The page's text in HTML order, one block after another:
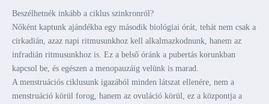
Beszélhetnék inkább a ciklus szinkronról?
Nőként kaptunk ajándékba egy második biológiai órát, tehát nem csak a
cirkadián, azaz napi ritmusunkhoz kell alkalmazkodnunk, hanem az
infradián ritmusunkhoz is. Ez a belső óránk a pubertás korunkban
kapcsol be, és egészen a menopauzáig velünk is marad.
A menstruációs ciklusunk igazából minden látszat ellenére, nem a
menstruáció körül forog, hanem az ovuláció körül, ez a központja a